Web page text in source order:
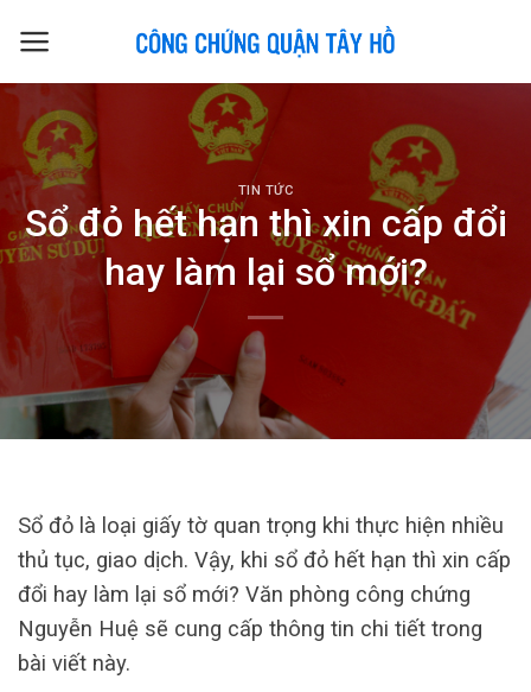
TIN TỨC
Sổ đỏ hết hạn thì xin cấp đổi
hay làm lại sổ mới?
Sổ đỏ là loại giấy tờ quan trọng khi thực hiện nhiều
thủ tục, giao dịch. Vậy, khi sổ đỏ hết hạn thì xin cấp
đổi hay làm lại sổ mới? Văn phòng công chứng
Nguyễn Huệ sẽ cung cấp thông tin chi tiết trong
bài viết này.